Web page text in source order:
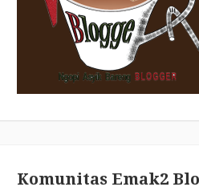
Komunitas Emak2